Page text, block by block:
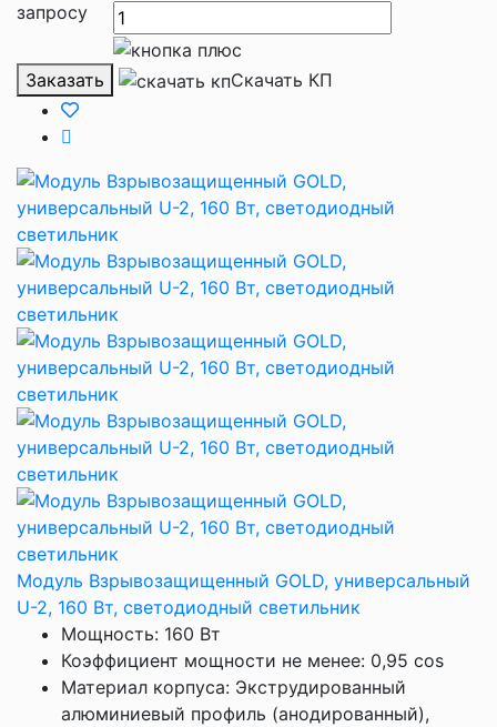
запросу
Заказать Скачать КП
Модуль Взрывозащищенный GOLD, универсальный
U-2, 160 Вт, светодиодный светильник
Мощность: 160 Вт
Коэффициент мощности не менее: 0,95 cos
Материал корпуса: Экструдированный
алюминиевый профиль (анодированный),